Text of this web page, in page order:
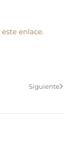
este enlace.
Siguiente